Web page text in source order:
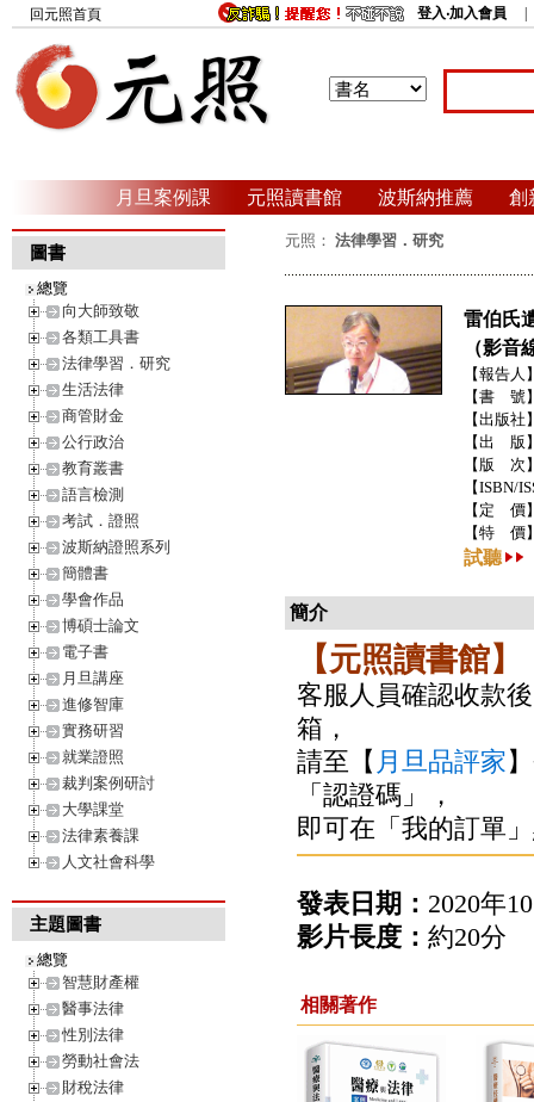
回元照首頁 登入‧加入會員
月旦案例課 元照讀書館 波斯納推薦 創
圖書
總覽
向大師致敬
各類工具書
法律學習．研究
生活法律
商管財金
公行政治
教育叢書
語言檢測
考試．證照
波斯納證照系列
簡體書
學會作品
博碩士論文
電子書
月旦講座
進修智庫
實務研習
就業證照
裁判案例研討
大學課堂
法律素養課
人文社會科學
主題圖書
總覽
智慧財產權
醫事法律
性別法律
勞動社會法
財稅法律
元照： 法律學習．研究
雷伯氏
（影音
【報告人
【書 號
【出版社
【出 版
【版 次
【ISBN/
【定 價
【特 價
試聽
簡介
【元照讀書館】
客服人員確認收款
箱，
請至【 月旦品評家
「認證碼」，
即可在「我的訂單
發表日期： 2020年
影片長度： 約20分
相關著作